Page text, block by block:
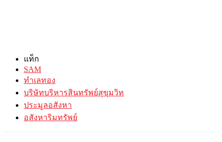
แท็ก
SAM
ทำเลทอง
บริษัทบริหารสินทรัพย์สุขุมวิท
ประมูลอสังหา
อสังหาริมทรัพย์